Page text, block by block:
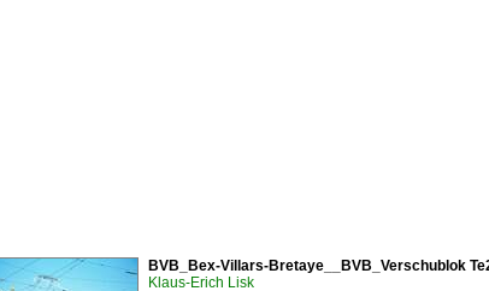
BVB_Bex-Villars-Bretaye__BVB_Verschublok
Klaus-Erich Lisk